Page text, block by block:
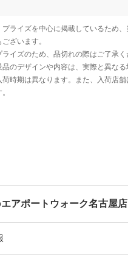
アポートウォーク名古屋店